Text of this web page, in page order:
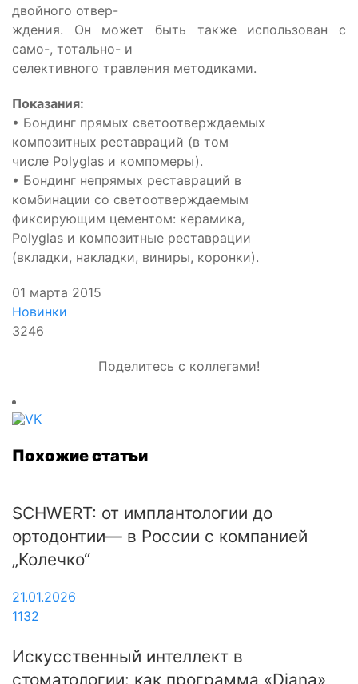
двойного отвер-
ждения. Он может быть также использован с
само-, тотально- и
селективного травления методиками.
Показания:
• Бондинг прямых светоотверждаемых
композитных реставраций (в том
числе Polyglas и компомеры).
• Бондинг непрямых реставраций в
комбинации со светоотверждаемым
фиксирующим цементом: керамика,
Polyglas и композитные реставрации
(вкладки, накладки, виниры, коронки).
01 марта 2015
Новинки
3246
Поделитесь с коллегами!
Похожие статьи
SCHWERT: от имплантологии до
ортодонтии— в России с компанией
„Колечко“
21.01.2026
1132
Искусственный интеллект в
стоматологии: как программа «Diana»